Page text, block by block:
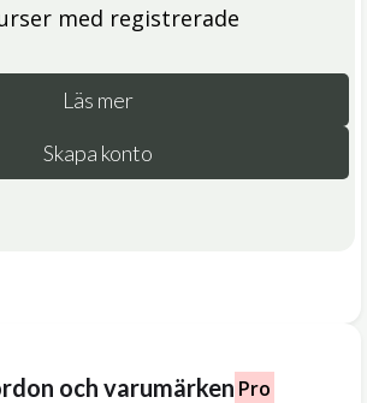
med registrerade
Läs mer
Skapa konto
och varumärken Pro